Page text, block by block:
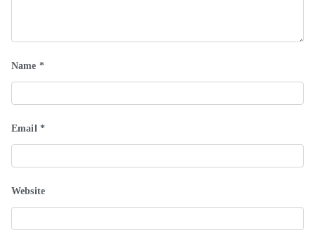
Name *
Email *
Website